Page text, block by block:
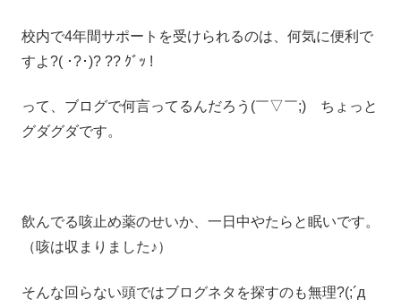
校内で4年間サポートを受けられるのは、何気に便利で
すよ?( ･?･)? ?? ｸﾞｯ !
って、ブログで何言ってるんだろう(￣▽￣;) ちょっと
グダグダです。
飲んでる咳止め薬のせいか、一日中やたらと眠いです。
（咳は収まりました♪）
そんな回らない頭ではブログネタを探すのも無理?(;´д